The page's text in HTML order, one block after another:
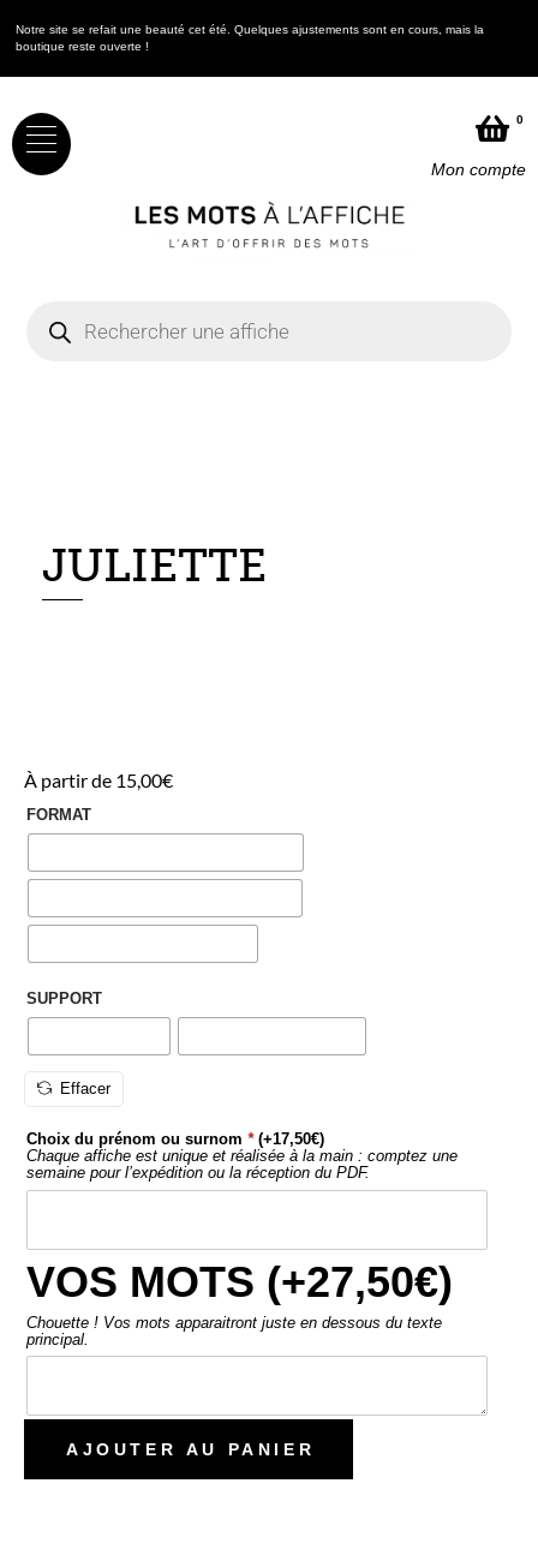
Notre site se refait une beauté cet été. Quelques ajustements sont en cours, mais la
boutique reste ouverte !
0
Mon compte
JULIETTE
À partir de 15,00€
FORMAT
SUPPORT
Effacer
Choix du prénom ou surnom *(+17,50€)
Chaque affiche est unique et réalisée à la main : comptez une
semaine pour l’expédition ou la réception du PDF.
VOS MOTS (+27,50€)
Chouette ! Vos mots apparaitront juste en dessous du texte
principal.
AJOUTER AU PANIER